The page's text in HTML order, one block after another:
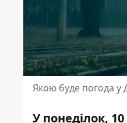
Якою буде погода у
У понеділок,